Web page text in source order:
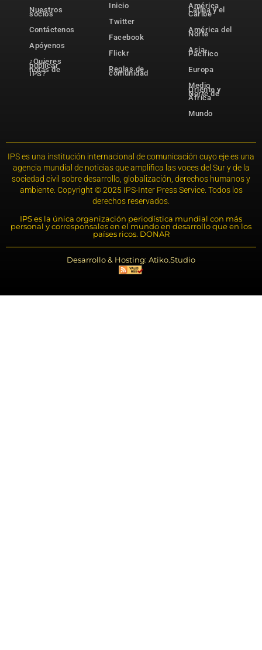
Nuestros
socios
Contáctenos
Apóyenos
¿Quieres
publicar
notas de
IPS?
Inicio
Twitter
Facebook
Flickr
Reglas de
comunidad
América
Latina y el
Caribe
América del
Norte
Asia-
Pacífico
Europa
Medio
Oriente y
Norte de
África
Mundo
IPS es una institución internacional de comunicación cuyo eje es una
agencia mundial de noticias que amplifica las voces del Sur y de la
sociedad civil sobre desarrollo, globalización, derechos humanos y
ambiente. Copyright © 2025 IPS-Inter Press Service. Todos los
derechos reservados.
IPS es la única organización periodística mundial con más
personal y corresponsales en el mundo en desarrollo que en los
países ricos. DONAR
Desarrollo & Hosting: Atiko.Studio